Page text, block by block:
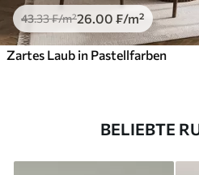
43.33₣/m²26.00 ₣/m²
Zartes Laub in Pastellfarben
BELIEBTE